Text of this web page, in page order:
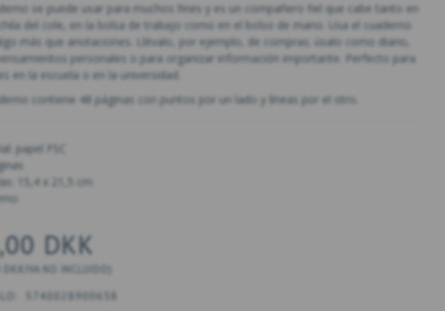
se puede usar para muchos fines y es un compañero fiel que cabe tanto en
del cole, en la bolsa de trabajo como en el bolso de mano. Usa el cuaderno
más que anotaciones. Llévalo, por ejemplo, de compras; úsalo como diario,
personales o para organizar información importante. Perfecto para
en la escuela o en la universidad.
contiene 48 páginas con puntos por un lado y líneas por el otro.
papel FSC
15,4 x 21,5 cm
DKK
DKK IVA NO INCLUIDO
5740028900658